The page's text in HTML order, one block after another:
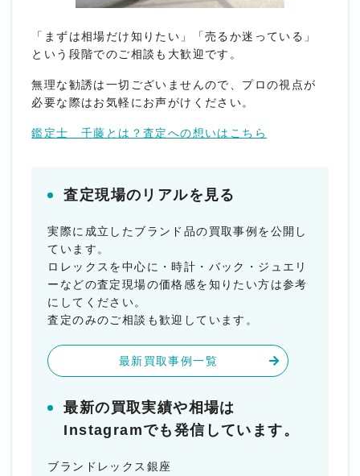
「まずは相場だけ知りたい」「売るか迷っている」
という段階でのご相談も大歓迎です。
無理な勧誘は一切ございませんので、プロの視点が
必要な際はお気軽にお声がけください。
鑑定士 千藤とは？査定への想いはこちら
査定現場のリアルを見る
実際に成立したブランド品の買取事例を公開し
ています。
ロレックスを中心に・時計・バック・ジュエリ
ーなどの査定現場の価格感を知りたい方は参考
にしてください。
査定のみのご相談も歓迎しています。
最新買取事例一覧
最新の買取実績や相場は
Instagramでも発信しています。
ブランドレックス銀座